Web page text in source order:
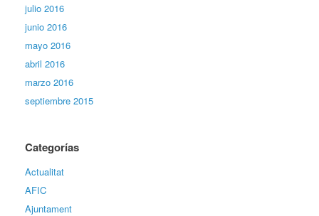
julio 2016
junio 2016
mayo 2016
abril 2016
marzo 2016
septiembre 2015
Categorías
Actualitat
AFIC
Ajuntament